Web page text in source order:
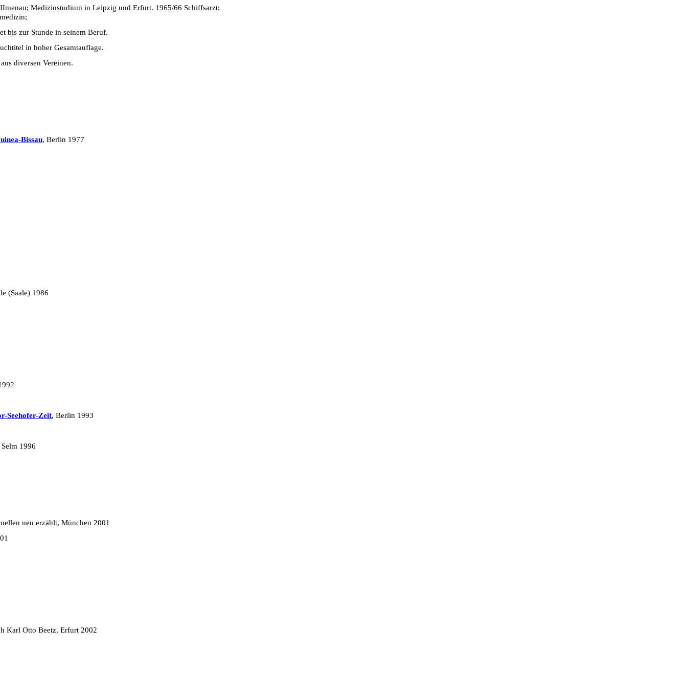
Medizinstudium in Leipzig und Erfurt. 1965/66 Schiffsarzt;
bis zur Stunde in seinem Beruf.
in hoher Gesamtauflage.
diversen Vereinen.
Bissau, Berlin 1977
(Saale) 1986
Seehofer-Zeit, Berlin 1993
1996
neu erzählt, München 2001
Karl Otto Beetz, Erfurt 2002